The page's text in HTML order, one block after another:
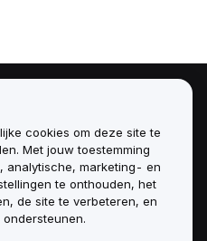
cookies om deze site te
Met jouw toestemming
analytische, marketing- en
te onthouden, het
de site te verbeteren, en